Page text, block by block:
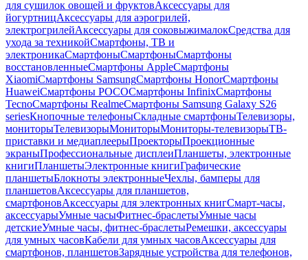
для сушилок овощей и фруктовАксессуары для
йогуртницАксессуары для аэрогрилей,
электрогрилейАксессуары для соковыжималокСредства для
ухода за техникойСмартфоны, ТВ и
электроникаСмартфоныСмартфоныСмартфоны
восстановленныеСмартфоны AppleСмартфоны
XiaomiСмартфоны SamsungСмартфоны HonorСмартфоны
HuaweiСмартфоны POCOСмартфоны InfinixСмартфоны
TecnoСмартфоны RealmeСмартфоны Samsung Galaxy S26
seriesКнопочные телефоныСкладные смартфоныТелевизоры,
мониторыТелевизорыМониторыМониторы-телевизорыТВ-
приставки и медиаплеерыПроекторыПроекционные
экраныПрофессиональные дисплеиПланшеты, электронные
книгиПланшетыЭлектронные книгиГрафические
планшетыБлокноты электронныеЧехлы, бамперы для
планшетовАксессуары для планшетов,
смартфоновАксессуары для электронных книгСмарт-часы,
аксессуарыУмные часыФитнес-браслетыУмные часы
детскиеУмные часы, фитнес-браслетыРемешки, аксессуары
для умных часовКабели для умных часовАксессуары для
смартфонов, планшетовЗарядные устройства для телефонов,